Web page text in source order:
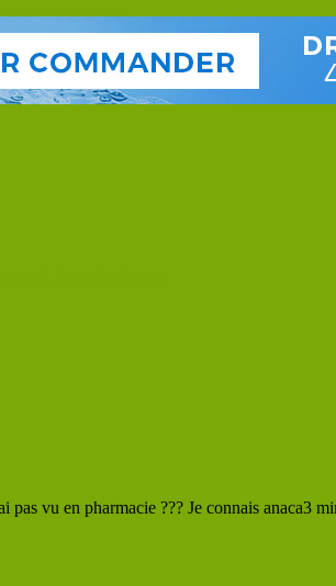
pas vu en pharmacie ??? Je connais